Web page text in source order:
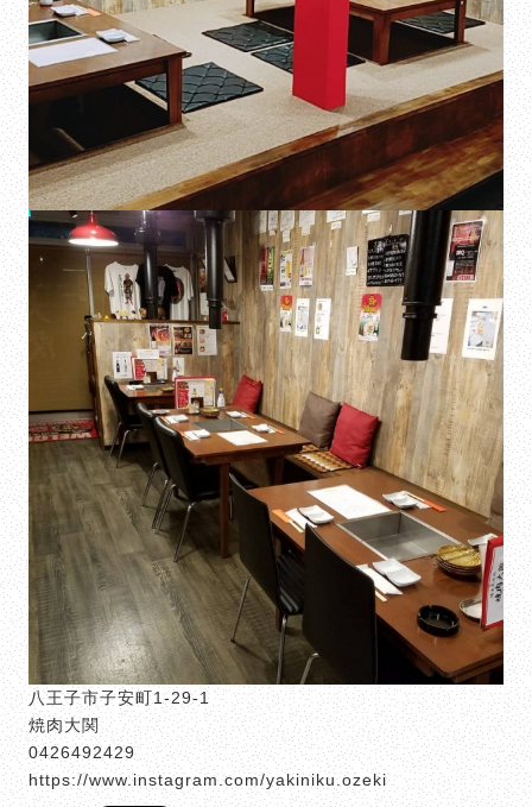
八王子市子安町1-29-1
焼肉大関
0426492429
https://www.instagram.com/yakiniku.ozeki